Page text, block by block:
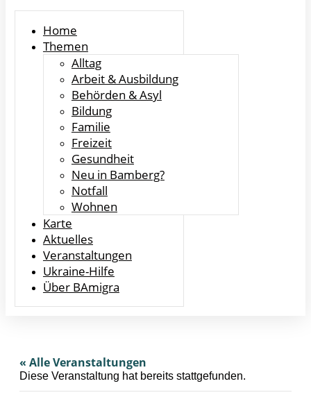
Home
Themen
Alltag
Arbeit & Ausbildung
Behörden & Asyl
Bildung
Familie
Freizeit
Gesundheit
Neu in Bamberg?
Notfall
Wohnen
Karte
Aktuelles
Veranstaltungen
Ukraine-Hilfe
Über BAmigra
« Alle Veranstaltungen
Diese Veranstaltung hat bereits stattgefunden.